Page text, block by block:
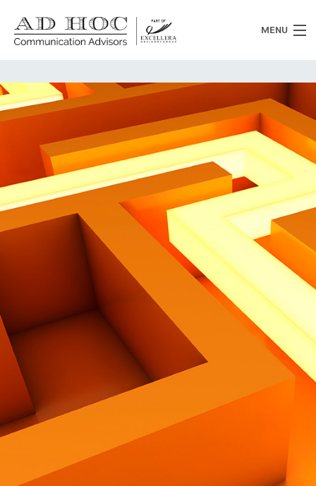
MENU
Chi siamo
Cosa facciamo
News
Clienti
Heritage
Lavora con noi
Contatti